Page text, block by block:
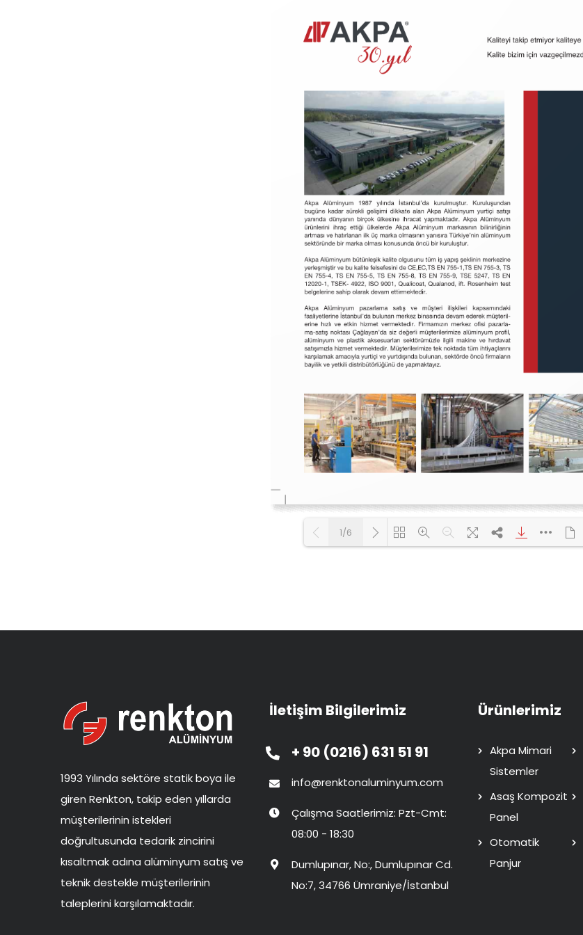
1/6
1993 Yılında sektöre statik boya ile
giren Renkton, takip eden yıllarda
müşterilerinin istekleri
doğrultusunda tedarik zincirini
kısaltmak adına alüminyum satış ve
teknik destekle müşterilerinin
taleplerini karşılamaktadır.
İletişim Bilgilerimiz
+ 90 (0216) 631 51 91
info@renktonaluminyum.com
Çalışma Saatlerimiz: Pzt-Cmt:
08:00 - 18:30
Dumlupınar, No:, Dumlupınar Cd.
No:7, 34766 Ümraniye/İstanbul
Ürünlerimiz
Akpa Mimari
Sistemler
Asaş Kompozit
Panel
Otomatik
Panjur